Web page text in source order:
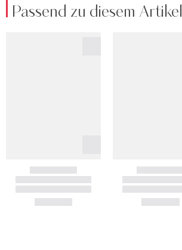
Passend zu diesem Artikel